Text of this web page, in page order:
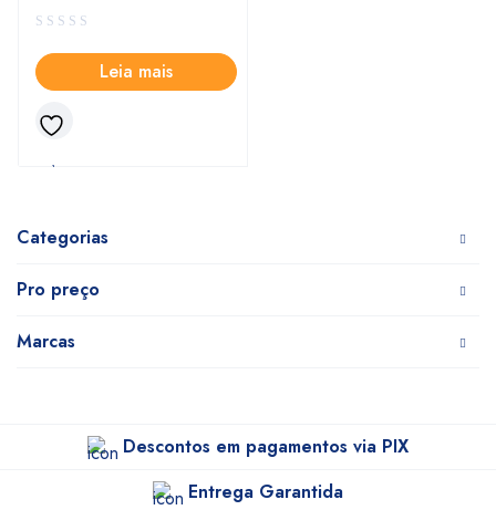
Categorias
Pro preço
Marcas
Leia mais
Descontos em pagamentos via PIX
Entrega Garantida